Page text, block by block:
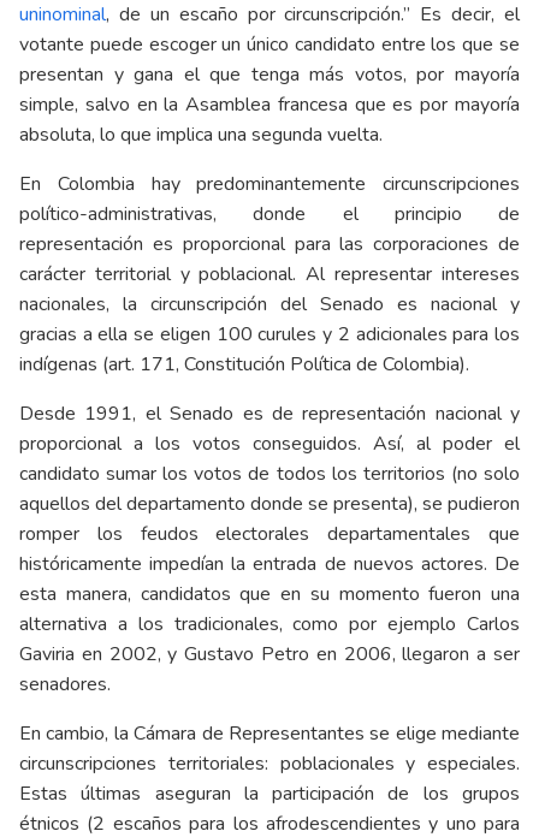
uninominal, de un escaño por circunscripción.” Es decir, el
votante puede escoger un único candidato entre los que se
presentan y gana el que tenga más votos, por mayoría
simple, salvo en la Asamblea francesa que es por mayoría
absoluta, lo que implica una segunda vuelta.
En Colombia hay predominantemente circunscripciones
político-administrativas, donde el principio de
representación es proporcional para las corporaciones de
carácter territorial y poblacional. Al representar intereses
nacionales, la circunscripción del Senado es nacional y
gracias a ella se eligen 100 curules y 2 adicionales para los
indígenas (art. 171, Constitución Política de Colombia).
Desde 1991, el Senado es de representación nacional y
proporcional a los votos conseguidos. Así, al poder el
candidato sumar los votos de todos los territorios (no solo
aquellos del departamento donde se presenta), se pudieron
romper los feudos electorales departamentales que
históricamente impedían la entrada de nuevos actores. De
esta manera, candidatos que en su momento fueron una
alternativa a los tradicionales, como por ejemplo Carlos
Gaviria en 2002, y Gustavo Petro en 2006, llegaron a ser
senadores.
En cambio, la Cámara de Representantes se elige mediante
circunscripciones territoriales: poblacionales y especiales.
Estas últimas aseguran la participación de los grupos
étnicos (2 escaños para los afrodescendientes y uno para